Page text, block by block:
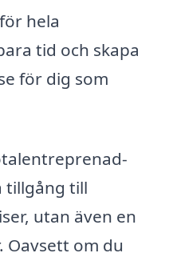
hela
tid och skapa
för dig som
tillgång till
utan även en
Oavsett om du